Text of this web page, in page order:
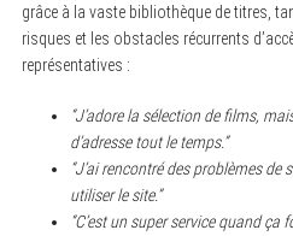
grâce à la vaste bibliothèque de titres,
risques et les obstacles récurrents
représentatives :
“J’adore la sélection de films,
d’adresse tout le temps.”
“J’ai rencontré des problèmes de
utiliser le site.”
“C’est un super service quand ça